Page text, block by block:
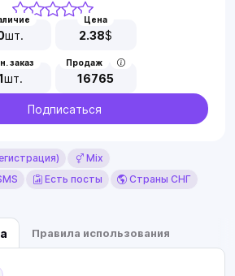
шт.
Цена
2.38$
заказ
шт.
Продаж
16765
Подписаться
Mix
Есть посты
Страны СНГ
Правила использования